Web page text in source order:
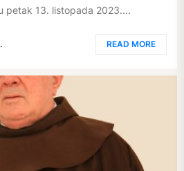
petak 13. listopada 2023....
READ MORE